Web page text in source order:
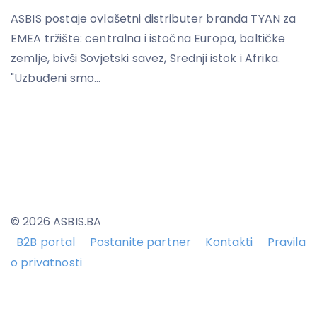
ASBIS postaje ovlašetni distributer branda TYAN za
EMEA tržište: centralna i istočna Europa, baltičke
zemlje, bivši Sovjetski savez, Srednji istok i Afrika.
"Uzbuđeni smo...
© 2026 ASBIS.BA
B2B portal
Postanite partner Kontakti
Pravila
o privatnosti